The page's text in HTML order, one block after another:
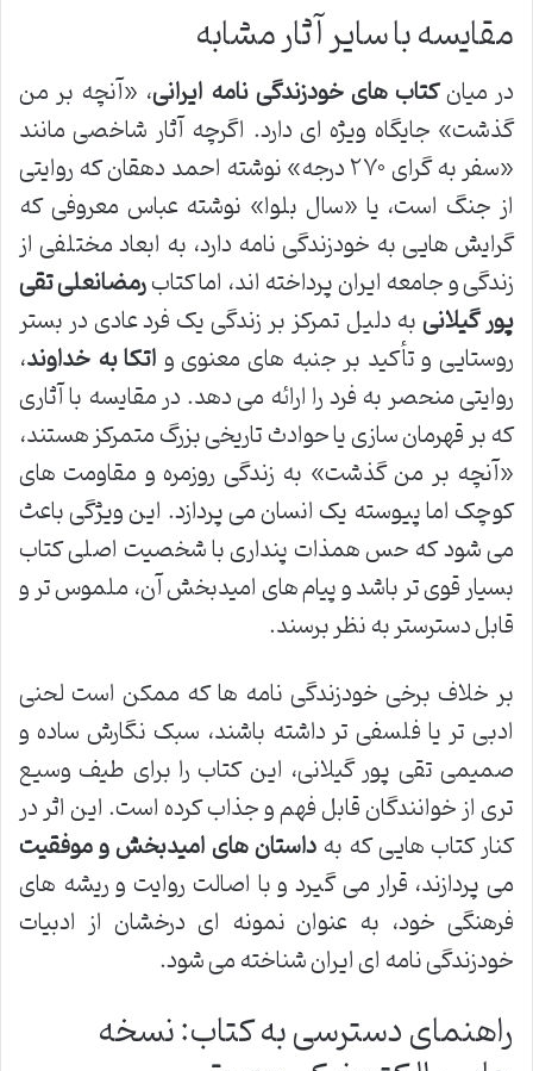
مقایسه با سایر آثار مشابه
در میانکتاب های خودزندگی نامه ایرانی، «آنچه بر من
گذشت» جایگاه ویژه ای دارد. اگرچه آثار شاخصی مانند
«سفر به گرای ۲۷۰ درجه» نوشته احمد دهقان که روایتی
از جنگ است، یا «سال بلوا» نوشته عباس معروفی که
گرایش هایی به خودزندگی نامه دارد، به ابعاد مختلفی از
زندگی و جامعه ایران پرداخته اند، اما کتابرمضانعلی تقی
پور گیلانیبه دلیل تمرکز بر زندگی یک فرد عادی در بستر
روستایی و تأکید بر جنبه های معنوی واتکا به خداوند،
روایتی منحصر به فرد را ارائه می دهد. در مقایسه با آثاری
که بر قهرمان سازی یا حوادث تاریخی بزرگ متمرکز هستند،
«آنچه بر من گذشت» به زندگی روزمره و مقاومت های
کوچک اما پیوسته یک انسان می پردازد. این ویژگی باعث
می شود که حس همذات پنداری با شخصیت اصلی کتاب
بسیار قوی تر باشد و پیام های امیدبخش آن، ملموس تر و
قابل دسترستر به نظر برسند.
بر خلاف برخی خودزندگی نامه ها که ممکن است لحنی
ادبی تر یا فلسفی تر داشته باشند، سبک نگارش ساده و
صمیمی تقی پور گیلانی، این کتاب را برای طیف وسیع
تری از خوانندگان قابل فهم و جذاب کرده است. این اثر در
کنار کتاب هایی که بهداستان های امیدبخش و موفقیت
می پردازند، قرار می گیرد و با اصالت روایت و ریشه های
فرهنگی خود، به عنوان نمونه ای درخشان از ادبیات
خودزندگی نامه ای ایران شناخته می شود.
راهنمای دسترسی به کتاب: نسخه